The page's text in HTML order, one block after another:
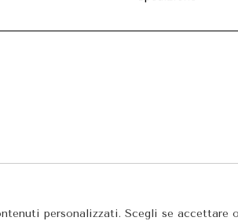
personalizzati. Scegli se accettare